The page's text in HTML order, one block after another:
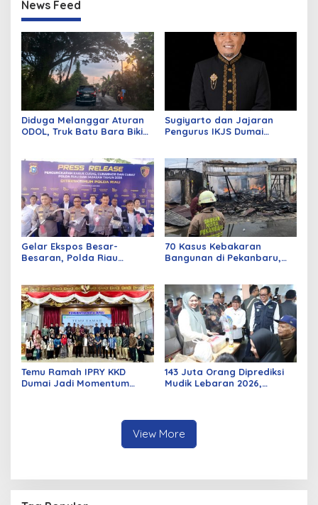
News Feed
Diduga Melanggar Aturan
ODOL, Truk Batu Bara Bikin
Sugiyarto dan Jajaran
Pengurus IKJS Dumai
Gelar Ekspos Besar-
Besaran, Polda Riau
Curanmor
70 Kasus Kebakaran
Bangunan di Pekanbaru,
Temu Ramah IPRY KKD
Dumai Jadi Momentum
143 Juta Orang Diprediksi
Mudik Lebaran 2026,
View More